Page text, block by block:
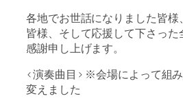
各地でお世話になりました皆様
皆様、そして応援して下さった
感謝申し上げます。
<演奏曲目> ※会場によって組
変えました